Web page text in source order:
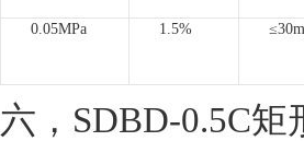
0.05MPa 1.5%
六，SDBD-0.5C